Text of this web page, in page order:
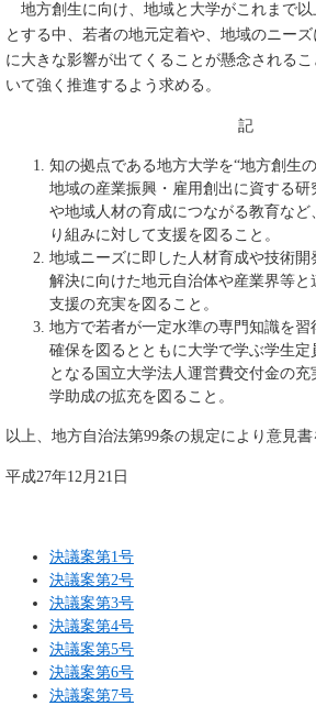
地方創生に向け、地域と大学がこれまで以
とする中、若者の地元定着や、地域のニー
に大きな影響が出てくることが懸念される
いて強く推進するよう求める。
記
知の拠点である地方大学を“地方創生
地域の産業振興・雇用創出に資する
や地域人材の育成につながる教育など
り組みに対して支援を図ること。
地域ニーズに即した人材育成や技術
解決に向けた地元自治体や産業界等と
支援の充実を図ること。
地方で若者が一定水準の専門知識を
確保を図るとともに大学で学ぶ学生
となる国立大学法人運営費交付金の
学助成の拡充を図ること。
以上、地方自治法第99条の規定により意見書
平成27年12月21日
決議案第1号
決議案第2号
決議案第3号
決議案第4号
決議案第5号
決議案第6号
決議案第7号